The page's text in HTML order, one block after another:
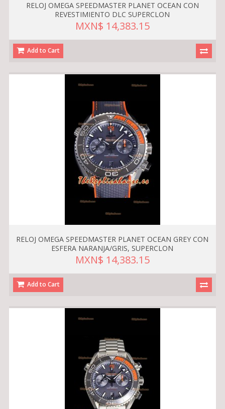
RELOJ OMEGA SPEEDMASTER PLANET OCEAN CON
REVESTIMIENTO DLC SUPERCLON
MXN$ 14,383.15
Add to Cart
RELOJ OMEGA SPEEDMASTER PLANET OCEAN GREY CON
ESFERA NARANJA/GRIS, SUPERCLON
MXN$ 14,383.15
Add to Cart